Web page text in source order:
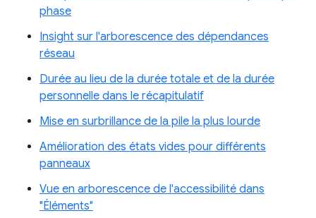
phase
Insight sur l'arborescence des dépendances
réseau
Durée au lieu de la durée totale et de la durée
personnelle dans le récapitulatif
Mise en surbrillance de la pile la plus lourde
Amélioration des états vides pour différents
panneaux
Vue en arborescence de l'accessibilité dans
"Éléments"